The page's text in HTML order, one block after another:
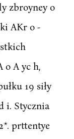
zbroyney o
AKr o -
A yc h,
19 siły
i. Stycznia
prttentye